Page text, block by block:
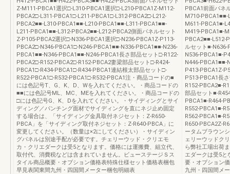
Z-M111-PBCA1選択□-L310-PBCA1選択□-L210-PBCA1Z-M112-
PBCA2□-L311-PBCA1□-L211-PBCA1□-L312-PBCA2□-L212-
PBCA2■■-L310-PBCA1■■-L210-PBCA1■■-L311-PBCA1■■-
L211-PBCA1■■-L312-PBCA2■■-L212-PBCA2側面パネルセット
Z-P105-PBCA2選択□-N336-PBCA1選択□-N236-PBCA1Z-P113-
PBCA2□-N346-PBCA1□-N246-PBCA1■■-N336-PBCA1■■-N236-
PBCA1■■-N346-PBCA1■■-N246-PBCA1長さ部品セット□-R122-
PBCA2□-R152-PBCA2□-R152-PBCA2妻梁部品セット□-R424-
PBCA1□-R434-PBCA1□-R434-PBCA1連結根太部品セット□-
R522-PBCA1□-R532-PBCA1□-R532-PBCA1注・商品コードの■
には色記号T、G、K、D、Wを入れてください。・商品コードの
■■には色記号ML、MC、MEを入れてください。・商品コードの
□には色記号G、K、Dを入れてください。・サイディングとサイ
ディング／パンチング面材でサイディングを直にネジ止め固定
する場合は、「サイディング金具取付ネジセット：Z-R650-
PBCA」を「サイディング取付ネジセット：Z-R640-PBCA」に
変更してください。（数量は×2にしてください）・サイディン
グパネルは別途手配が必要です。チェリーウッド・クリエモ
カ・クリエダークは受5となります。価格には運搬費、組立代、
取付代、消費税などは含まれていません。ビューステージＳス
タイル商品概要・オプション価格表特殊仕様セット価格表梱包
早見表関東間九州・四国間メーター梱包明細表
PBCA1前面パネ
M710-PBCA1■■-
M611-PBCA1■-
M419-PBCA1■-
PBCA2■■-L512-
ルセット■-
N536-PBCA1■-
N446-PBCA1■■-
P413-PBCA1Z-
P513-PBCA1長
R152-PBCA2■-
部品セット■-
PBCA1■-R464-
R552-PBCA1■-
R562-PBCA1■-
R650-PBCA2Z-
ータムブラウン
ェリーウッドク
ら弊社工場出荷
エダークは受5と
要・オプション
九州・四国間メ